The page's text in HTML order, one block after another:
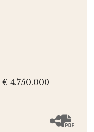
€ 4.750.000